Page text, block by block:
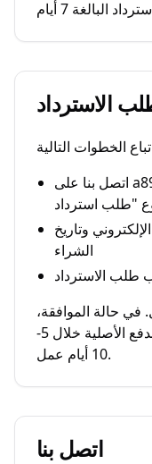
الاسترداد
اتصل بنا على a895484122@gmail.com مع سطر
وتاريخ
الشراء
الاسترداد
خلال 5 أيام عمل. في حالة الموافقة،
سيتم معالجة الاسترداد إلى طريقة الدفع الأصلية خلال 5-
10 أيام عمل.
اتصل بنا